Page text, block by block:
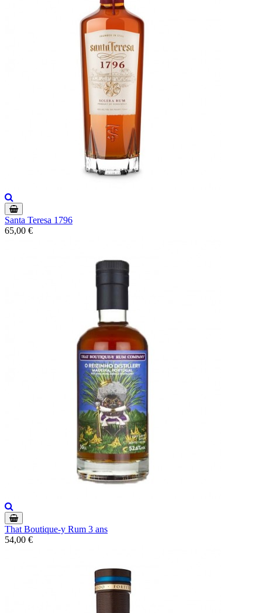
Santa Teresa 1796
65,00 €
That Boutique-y Rum 3 ans
54,00 €